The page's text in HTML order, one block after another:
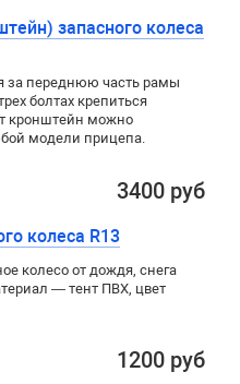
запасного колеса
за переднюю часть рамы
болтах крепиться
кронштейн можно
модели прицепа.
3400 руб
колеса R13
колесо от дождя, снега
— тент ПВХ, цвет
1200 руб